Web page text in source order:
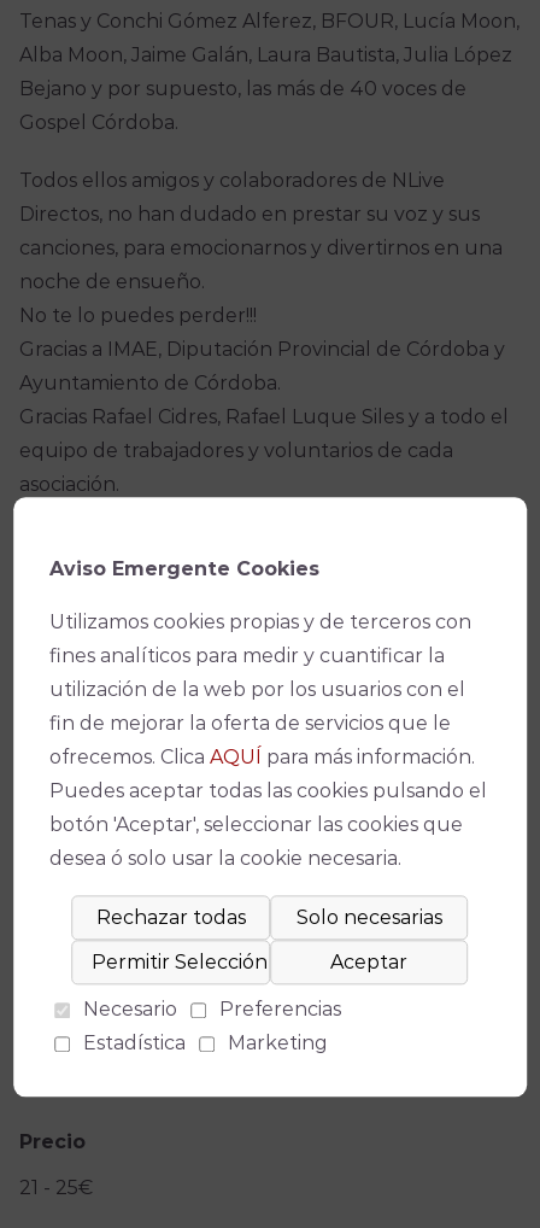
Tenas y Conchi Gómez Alferez, BFOUR, Lucía Moon,
Alba Moon, Jaime Galán, Laura Bautista, Julia López
Bejano y por supuesto, las más de 40 voces de
Gospel Córdoba.
Todos ellos amigos y colaboradores de NLive
Directos, no han dudado en prestar su voz y sus
canciones, para emocionarnos y divertirnos en una
noche de ensueño.
No te lo puedes perder!!!
Gracias a IMAE, Diputación Provincial de Córdoba y
Ayuntamiento de Córdoba.
Gracias Rafael Cidres, Rafael Luque Siles y a todo el
equipo de trabajadores y voluntarios de cada
asociación.
Condiciones de Venta y Acceso
Ficha técnica
Teatro
Teatro de la Axerquía
Medidas de seguridad)
Fecha(s)
Precio
21 - 25€
Aviso Emergente Cookies
Utilizamos cookies propias y de terceros con
fines analíticos para medir y cuantificar la
utilización de la web por los usuarios con el
fin de mejorar la oferta de servicios que le
ofrecemos. ClicaAQUÍ para más información.
Puedes aceptar todas las cookies pulsando el
botón 'Aceptar', seleccionar las cookies que
desea ó solo usar la cookie necesaria.
Necesario
Preferencias
Estadística
Marketing